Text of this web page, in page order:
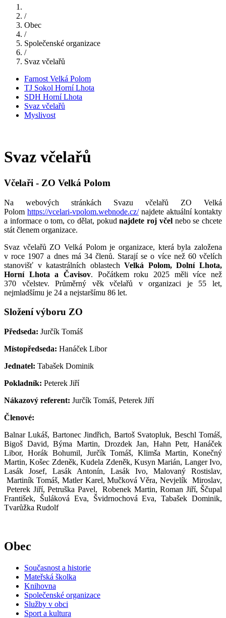
/
Obec
/
Společenské organizace
/
Svaz včelařů
Farnost Velká Polom
TJ Sokol Horní Lhota
SDH Horní Lhota
Svaz včelařů
Myslivost
Svaz včelařů
Včelaři - ZO Velká Polom
Na webových stránkách Svazu včelařů ZO Velká
Polom https://vcelari-vpolom.webnode.cz/najdete aktuální kontakty
a informace o tom, co dělat, pokudnajdete roj včelnebo se chcete
stát členem organizace.
Svaz včelařů ZO Velká Polom je organizace, která byla založena
v roce 1907 a dnes má 34 členů. Starají se o více než 60 včelích
stanovišť v katastrálních oblastech Velká Polom, Dolní Lhota,
Horní Lhota a Čavisov. Počátkem roku 2025 měli více než
370 včelstev. Průměrný věk včelařů v organizaci je 55 let,
nejmladšímu je 24 a nejstaršímu 86 let.
Složení výboru ZO
Předseda: Jurčík Tomáš
Místopředseda: Hanáček Libor
Jednatel: Tabašek Dominik
Pokladník: Peterek Jiří
Nákazový referent: Jurčík Tomáš, Peterek Jiří
Členové:
Balnar Lukáš, Bartonec Jindřich, Bartoš Svatopluk, Beschl Tomáš,
Bigoš David, Býma Martin, Drozdek Jan, Hahn Petr, Hanáček
Libor, Horák Bohumil, Jurčík Tomáš, Klimša Martin, Konečný
Martin, Košec Zdeněk, Kudela Zdeněk, Kusyn Marián, Langer Ivo,
Lasák Josef, Lasák Antonín, Lasák Ivo, Malovaný Rostislav,
Martiník Tomáš, Matler Karel, Mučková Věra, Nevjelík Miroslav,
Peterek Jiří, Petruška Pavel, Robenek Martin, Roman Jiří, Ščupal
František, Šuláková Eva, Švidrnochová Eva, Tabašek Dominik,
Tvarůžka Rudolf
Obec
Současnost a historie
Mateřská školka
Knihovna
Společenské organizace
Služby v obci
Sport a kultura